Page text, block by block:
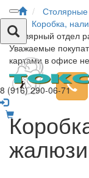
8 (916) 290-06-71
Столярные
Коробка,
Столярный отдел
Уважаемые
картами в офисе